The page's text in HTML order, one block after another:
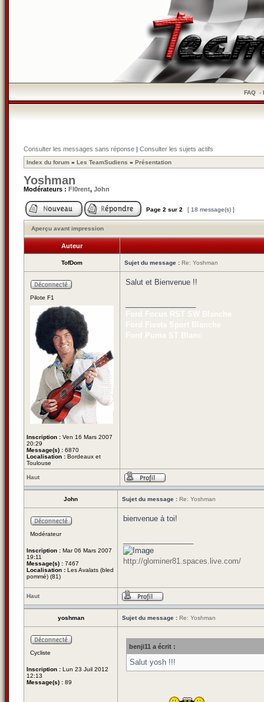
FAQ-
Consulter les messages sans réponse | Consulter les sujets actifs
Index du forum » Les TeamSudiens » Présentation
Yoshman
Modérateurs : Fl0rent, John
Page 2 sur 2 [ 18 message(s) ]
Aperçu avant impression
Auteur
TofDom Sujet du message : Re: Yoshman
Pilote F1
Inscription : Ven 16 Mars 2007
20:29
Message(s) : 6870
Localisation : Bordeaux et
Toulouse
Salut et Bienvenue !!
Ford Focus RST SW Blanche
Ford Fiesta Sport Blanche
Ford Puma ST Blanc
Haut
John Sujet du message : Re: Yoshman
Modérateur
Inscription : Mar 06 Mars 2007
19:11
Message(s) : 7467
Localisation : Les Avalats (bled
pommé) (81)
bienvenue à toi!
http://glominer81.spaces.live.com/
Haut
yoshman Sujet du message : Re: Yoshman
Cycliste
Inscription : Lun 23 Juil 2012
12:13
Message(s) : 89
benji11 a écrit :
Salut yosh !!!